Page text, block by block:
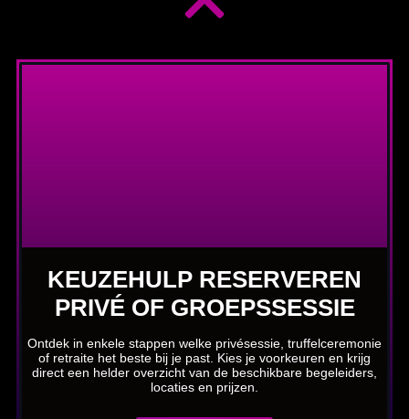
KEUZEHULP RESERVEREN
PRIVÉ OF GROEPSSESSIE
Ontdek in enkele stappen welke privésessie, truffelceremonie
of retraite het beste bij je past. Kies je voorkeuren en krijg
direct een helder overzicht van de beschikbare begeleiders,
locaties en prijzen.